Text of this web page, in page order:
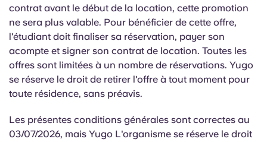
contrat avant le début de la location, cette promotion
ne sera plus valable. Pour bénéficier de cette offre,
l'étudiant doit finaliser sa réservation, payer son
acompte et signer son contrat de location. Toutes les
offres sont limitées à un nombre de réservations. Yugo
se réserve le droit de retirer l'offre à tout moment pour
toute résidence, sans préavis.
Les présentes conditions générales sont correctes au
03/07/2026, mais Yugo L'organisme se réserve le droit